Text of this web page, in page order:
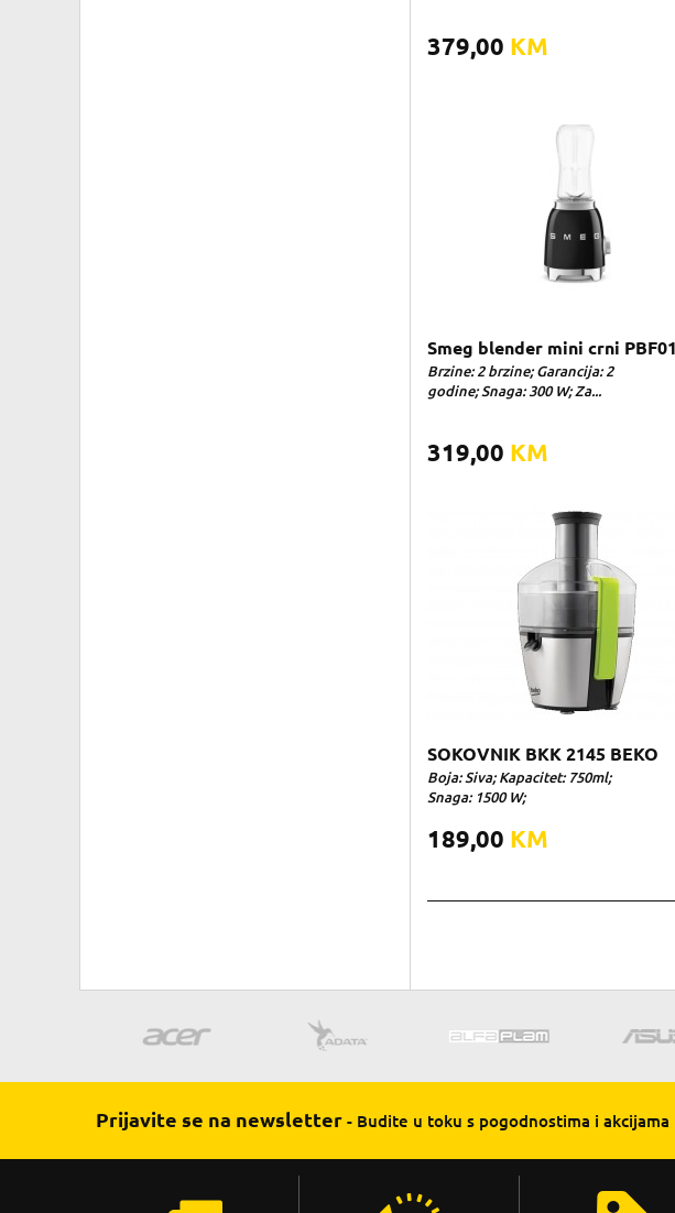
379,00 KM
Smeg blender mini crni
Brzine: 2 brzine; Garancija: 2
godine; Snaga: 300 W; Za...
319,00 KM
SOKOVNIK BKK 2145 BEKO
Boja: Siva; Kapacitet: 750ml;
Snaga: 1500 W;
189,00 KM
Prijavite se na newsletter - Budite u toku s pogodnostima i akcijama